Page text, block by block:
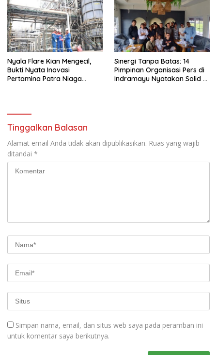
Nyala Flare Kian Mengecil,
Bukti Nyata Inovasi
Pertamina Patra Niaga
Sinergi Tanpa Batas: 14
Pimpinan Organisasi Pers di
Indramayu Nyatakan Solid di
Tinggalkan Balasan
Alamat email Anda tidak akan dipublikasikan. Ruas yang wajib
ditandai *
Simpan nama, email, dan situs web saya pada peramban ini
untuk komentar saya berikutnya.